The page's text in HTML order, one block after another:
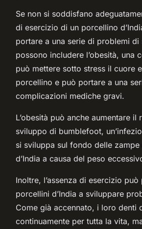
Se non si soddisfano
di esercizio di un porcellino
portare a una serie di problemi di
possono includere l’obesità, una
può mettere sotto stress il cuore
porcellino e può portare a una
complicazioni mediche gravi.
L’obesità può anche aumentare il
sviluppo di bumblefoot,
si sviluppa sul fondo delle
d’India a causa del peso
Inoltre, l’assenza di esercizio può
porcellini d’India a sviluppare
Come già accennato, i loro denti
continuamente per tutta la vita,